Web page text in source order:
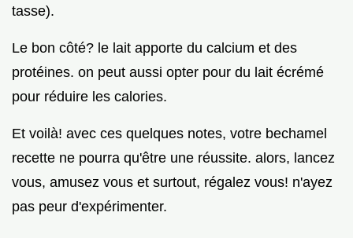
tasse).
Le bon côté? le lait apporte du calcium et des
protéines. on peut aussi opter pour du lait écrémé
pour réduire les calories.
Et voilà! avec ces quelques notes, votre bechamel
recette ne pourra qu'être une réussite. alors, lancez
vous, amusez vous et surtout, régalez vous! n'ayez
pas peur d'expérimenter.